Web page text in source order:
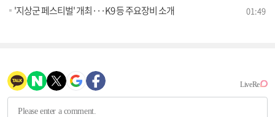
'지상군 페스티벌' 개최···K9 등 주요장비 소개 01:49